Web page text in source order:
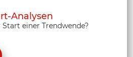
Analysen
einer Trendwende?